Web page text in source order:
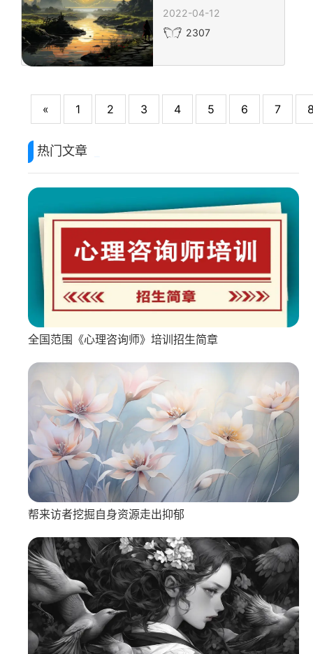
2022-04-12
2307
« 1 2 3 4 5 6 7
热门文章
全国范围《心理咨询师》培训招生简章
帮来访者挖掘自身资源走出抑郁